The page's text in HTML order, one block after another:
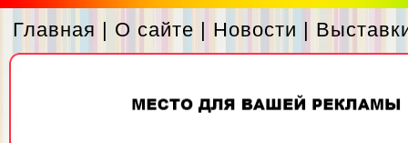
Главная | О сайте | Новости |